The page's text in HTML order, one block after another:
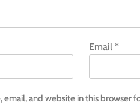
Email*
email, and website in this browser